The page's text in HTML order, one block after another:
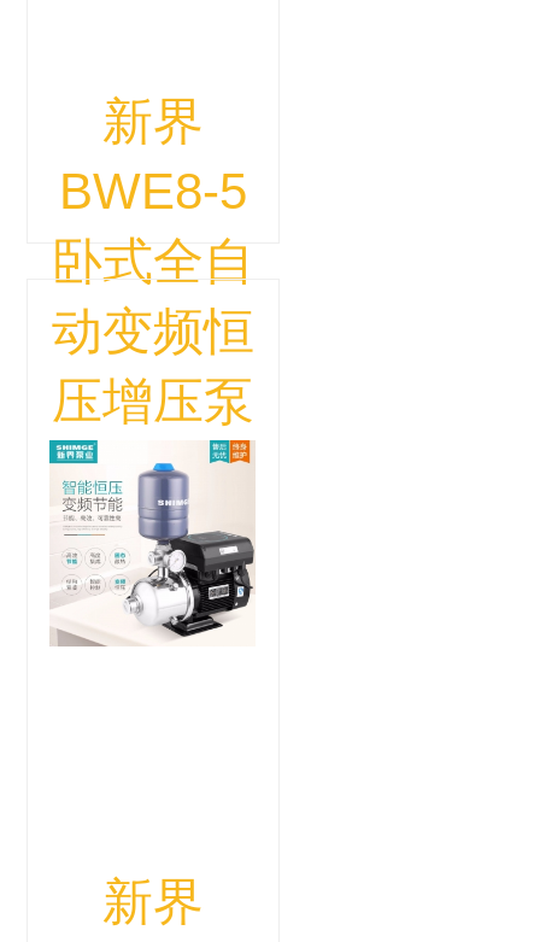
新界
BWE8-5
卧式全自
动变频恒
压增压泵
新界